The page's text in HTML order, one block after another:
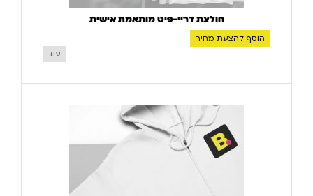
חולצת דריי-פיט מותאמת אישית
הוסף להצעת מחיר
עוד